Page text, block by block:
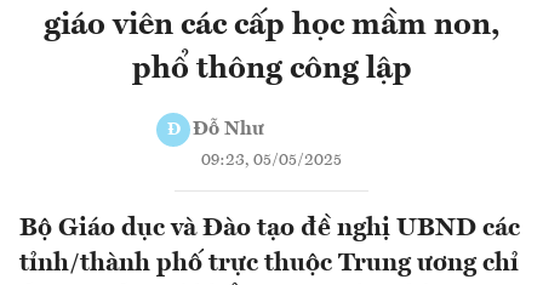
giáo viên các cấp học mầm non,
phổ thông công lập
Đ Đỗ Như
09:23, 05/05/2025
Bộ Giáo dục và Đào tạo đề nghị UBND các
tỉnh/thành phố trực thuộc Trung ương chỉ